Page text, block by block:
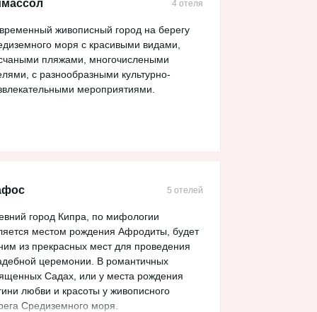
своих посетителей.
4 отеля
живописный город на берегу
моря с красивыми видами,
пляжами, многочислеными
с разнообразными культурно-
мероприятиями.
5 отелей
город Кипра, по мифологии
местом рождения Афродиты, будет
из прекрасных мест для проведения
церемонии. В романтичных
Садах, или у места рождения
любви и красоты у живописного
Средиземного моря.